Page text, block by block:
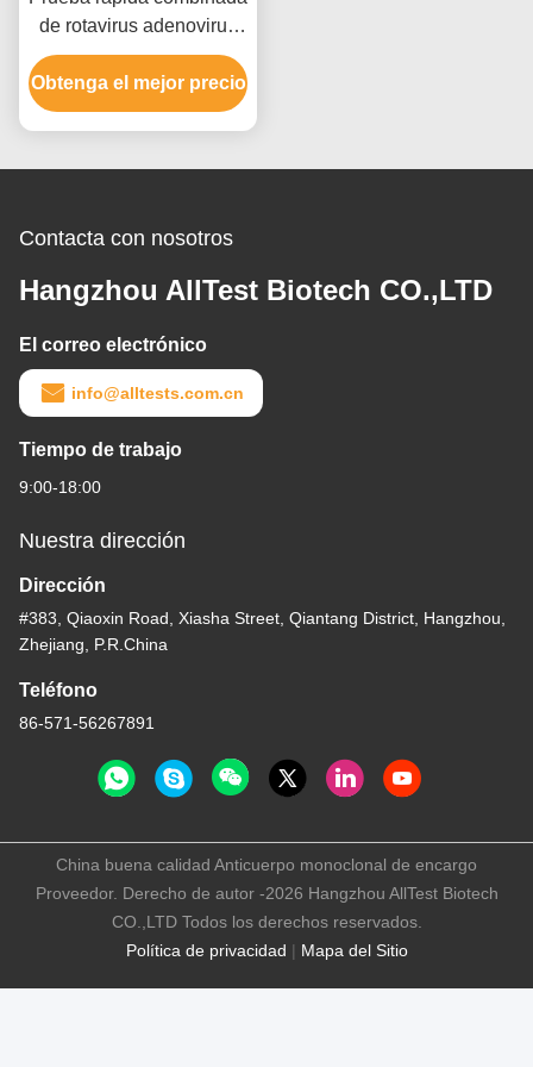
de rotavirus adenovirus
astrovirus con tiempo de
lectura de 15 minutos
Certificado CE y alta
Obtenga el mejor precio
Contacta con nosotros
Hangzhou AllTest Biotech CO.,LTD
El correo electrónico
info@alltests.com.cn
Tiempo de trabajo
9:00-18:00
Nuestra dirección
Dirección
#383, Qiaoxin Road, Xiasha Street, Qiantang District, Hangzhou,
Zhejiang, P.R.China
Teléfono
86-571-56267891
Política de privacidad | Mapa del Sitio
China buena calidad Anticuerpo monoclonal de encargo
Proveedor. Derecho de autor -2026 Hangzhou AllTest Biotech
CO.,LTD Todos los derechos reservados.